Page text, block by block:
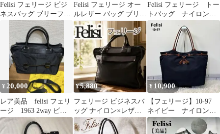
Felisi フェリージ ビジ
ネスバッグ ブリーフケ
ース 9884 オールレザ
Felisi フェリージ オー
ルレザー バッグ ブリー
フケース 定価9.7万
Felisi フェリージ トー
トバッグ ナイロン
肩掛け パープル 11-
52
¥ 20,000
レア美品 felisi フェリ
ージ 1963 2way ビジ
ネスバッグ ブラック
¥5,880
フェリージ ビジネスバ
ッグ ナイロン×レザー
ブラック A4収納可 イ
タリア製
¥ 10,900
【フェリージ】10-97
ネイビー ナイロン
タッセルトートバッグ